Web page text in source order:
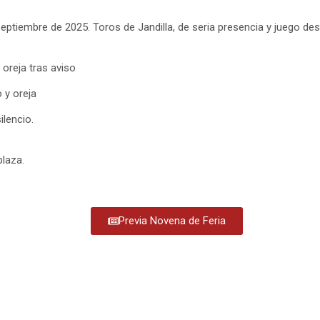
de 2025. Toros de Jandilla, de seria presencia y juego
oreja tras aviso
y oreja
Previa Novena de Feria